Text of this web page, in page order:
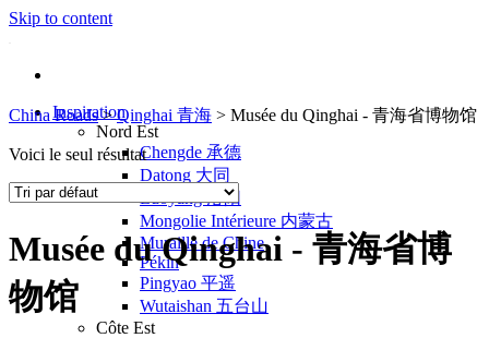
Skip to content
Inspiration
Nord Est
Chengde 承德
Datong 大同
Luoyang 洛阳
Mongolie Intérieure 内蒙古
Muraille de Chine
Pékin
Pingyao 平遥
Wutaishan 五台山
Côte Est
China Roads > Qinghai 青海 > Musée du Qinghai - 青海省博物馆
Voici le seul résultat
Musée du Qinghai - 青海省博
物馆